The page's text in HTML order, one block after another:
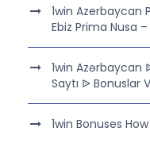
1win Azerbaycan
Ebiz Prima Nusa –
1win Azərbaycan
Saytı ᐉ Bonuslar
1win Bonuses